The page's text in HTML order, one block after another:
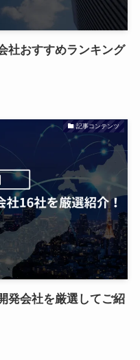
社おすすめランキング
記事コンテンツ
発会社を厳選してご紹